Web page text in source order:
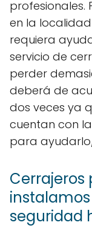
profesionales.
en la
requiera
servicio de
perder
deberá de
dos veces ya
cuentan con
para
Cerrajeros
seguridad